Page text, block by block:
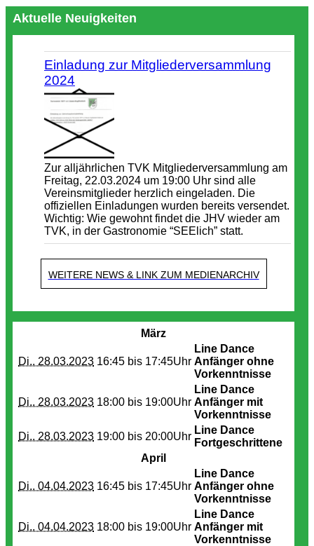
Aktuelle Neuigkeiten
Einladung zur Mitgliederversammlung
2024
Zur alljährlichen TVK Mitgliederversammlung am
Freitag, 22.03.2024 um 19:00 Uhr sind alle
Vereinsmitglieder herzlich eingeladen. Die
offiziellen Einladungen wurden bereits versendet.
Wichtig: Wie gewohnt findet die JHV wieder am
TVK, in der Gastronomie “SEElich” statt.
WEITERE NEWS & LINK ZUM MEDIENARCHIV
März
Di.. 28.03.2023 16:45 bis 17:45Uhr
Line Dance
Anfänger ohne
Vorkenntnisse
Di.. 28.03.2023 18:00 bis 19:00Uhr
Line Dance
Anfänger mit
Vorkenntnisse
Di.. 28.03.2023 19:00 bis 20:00Uhr
Line Dance
Fortgeschrittene
April
Di.. 04.04.2023 16:45 bis 17:45Uhr
Line Dance
Anfänger ohne
Vorkenntnisse
Di.. 04.04.2023 18:00 bis 19:00Uhr
Line Dance
Anfänger mit
Vorkenntnisse